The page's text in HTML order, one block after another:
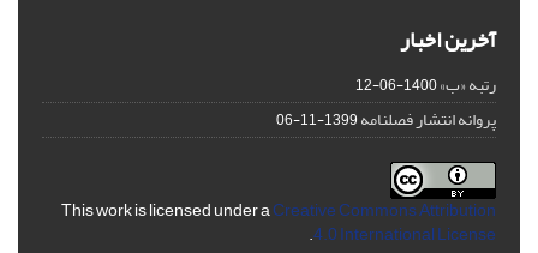
آخرین اخبار
رتبه «ب»1400-06-12
پروانه انتشار فصلنامه1399-11-06
This work is licensed under aCreative Commons Attribution
4.0 International License
.